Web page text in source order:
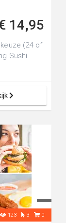
14,95
(24 of
Sushi
123 3 0